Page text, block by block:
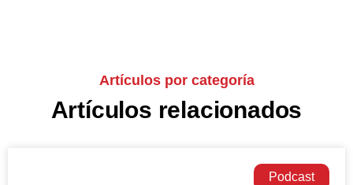
Artículos por categoría
Artículos relacionados
Podcast